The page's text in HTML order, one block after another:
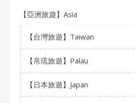
【亞洲旅遊】Asia
【台灣旅遊】Taiwan
【帛琉旅遊】Palau
【日本旅遊】Japan